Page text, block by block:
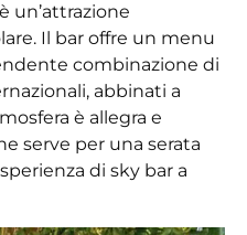
un’attrazione
Il bar offre un menu
combinazione di
abbinati a
è allegra e
serve per una serata
di sky bar a